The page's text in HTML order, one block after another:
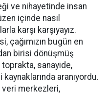
ve nihayetinde insan
içinde nasıl
karşı karşıyayız.
çağımızın bugün en
birisi dönüşmüş
sanayide,
aranıyordu.
veri merkezleri,